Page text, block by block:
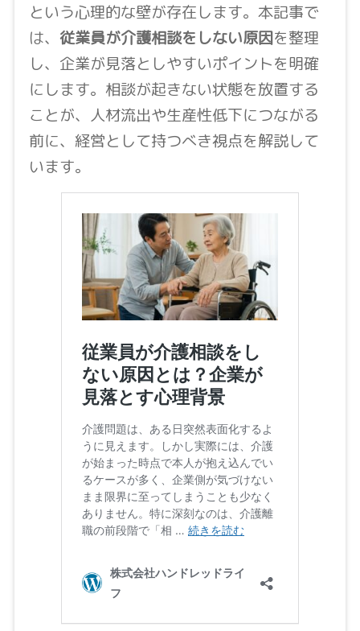
という心理的な壁が存在します。本記事で
は、 従業員が介護相談をしない原因を整理
し、企業が見落としやすいポイントを明確
にします。相談が起きない状態を放置する
ことが、人材流出や生産性低下につながる
前に、経営として持つべき視点を解説して
います。